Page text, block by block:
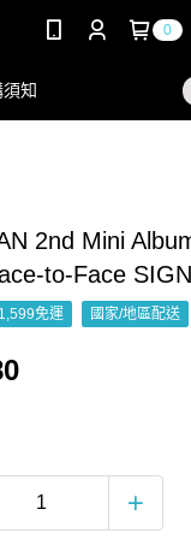
0
知
2nd Mini
to-Face
免運 國家/地區配送